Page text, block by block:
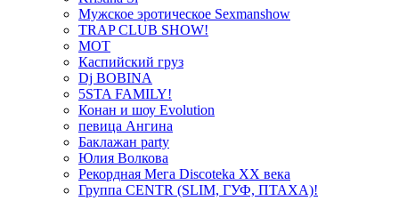
Мужское эротическое Sexmanshow
TRAP CLUB SHOW!
МОТ
Каспийский груз
Dj BOBINA
5STA FAMILY!
Конан и шоу Evolution
певица Ангина
Баклажан party
Юлия Волкова
Рекордная Мега Discoteka XX века
Группа CENTR (SLIM, ГУФ, ПТАХА)!